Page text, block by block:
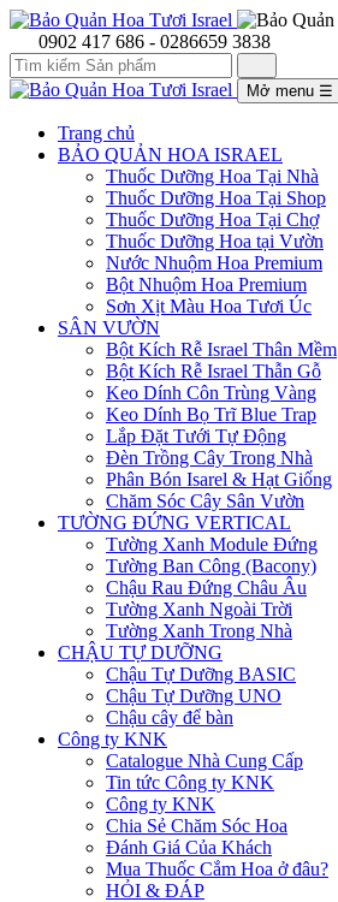
0902 417 686 - 0286659 3838
Mở menu ☰
Trang chủ
BẢO QUẢN HOA ISRAEL
Thuốc Dưỡng Hoa Tại Nhà
Thuốc Dưỡng Hoa Tại Shop
Thuốc Dưỡng Hoa Tại Chợ
Thuốc Dưỡng Hoa tại Vườn
Nước Nhuộm Hoa Premium
Bột Nhuộm Hoa Premium
Sơn Xịt Màu Hoa Tươi Úc
SÂN VƯỜN
Bột Kích Rễ Israel Thân Mềm
Bột Kích Rễ Israel Thẫn Gỗ
Keo Dính Côn Trùng Vàng
Keo Dính Bọ Trĩ Blue Trap
Lắp Đặt Tưới Tự Động
Đèn Trồng Cây Trong Nhà
Phân Bón Isarel & Hạt Giống
Chăm Sóc Cây Sân Vườn
TƯỜNG ĐỨNG VERTICAL
Tường Xanh Module Đứng
Tường Ban Công (Bacony)
Chậu Rau Đứng Châu Âu
Tường Xanh Ngoài Trời
Tường Xanh Trong Nhà
CHẬU TỰ DƯỠNG
Chậu Tự Dưỡng BASIC
Chậu Tự Dưỡng UNO
Chậu cây để bàn
Công ty KNK
Catalogue Nhà Cung Cấp
Tin tức Công ty KNK
Công ty KNK
Chia Sẻ Chăm Sóc Hoa
Đánh Giá Của Khách
Mua Thuốc Cắm Hoa ở đâu?
HỎI & ĐÁP